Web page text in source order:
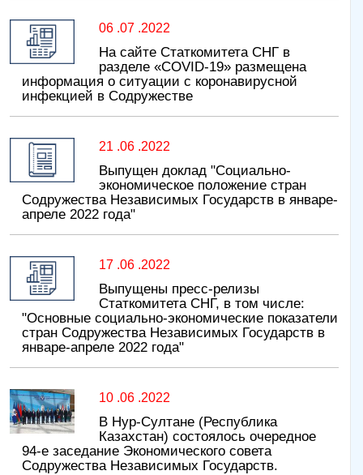
06 .07 .2022
На сайте Статкомитета СНГ в
разделе «COVID-19» размещена
информация о ситуации с коронавирусной
инфекцией в Содружестве
21 .06 .2022
Выпущен доклад "Социально-
экономическое положение стран
Содружества Независимых Государств в январе-
апреле 2022 года"
17 .06 .2022
Выпущены пресс-релизы
Статкомитета СНГ, в том числе:
"Основные социально-экономические показатели
стран Содружества Независимых Государств в
январе-апреле 2022 года"
10 .06 .2022
В Нур-Султане (Республика
Казахстан) состоялось очередное
94-е заседание Экономического совета
Содружества Независимых Государств.